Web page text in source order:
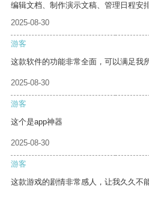
编辑文档、制作演示文稿、管理日程安排
2025-08-30
游客
这款软件的功能非常全面，可以满足我
2025-08-30
游客
这个是app神器
2025-08-30
游客
这款游戏的剧情非常感人，让我久久不